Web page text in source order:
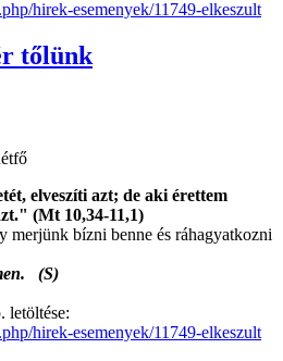
hirek-esemenyek/11749-elkeszult
tőlünk
elveszíti azt; de aki érettem
(Mt 10,34-11,1)
merjünk bízni benne és ráhagyatkozni
(S)
letöltése:
hirek-esemenyek/11749-elkeszult